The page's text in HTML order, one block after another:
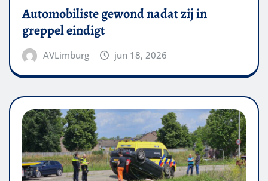
Automobiliste gewond nadat zij in
greppel eindigt
AVLimburg jun 18, 2026